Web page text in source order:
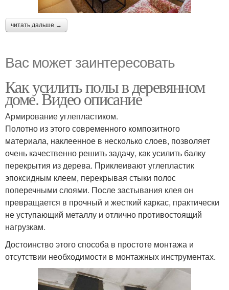
читать дальше →
Вас может заинтересовать
Как усилить полы в деревянном
доме. Видео описание
Армирование углепластиком.
Полотно из этого современного композитного
материала, наклеенное в несколько слоев, позволяет
очень качественно решить задачу, как усилить балку
перекрытия из дерева. Приклеивают углепластик
эпоксидным клеем, перекрывая стыки полос
поперечными слоями. После застывания клея он
превращается в прочный и жесткий каркас, практически
не уступающий металлу и отлично противостоящий
нагрузкам.
Достоинство этого способа в простоте монтажа и
отсутствии необходимости в монтажных инструментах.